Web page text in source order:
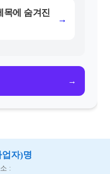
목에 숨겨진
→
→
자)명
: